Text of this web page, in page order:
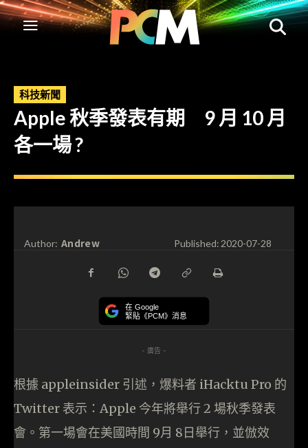
科技新聞
Apple 秋季發表有期 9 月 10 月
各一場 ?
Author: Andrew Published:2020-07-28
在 Google
緊貼《PCM》消息
- 廣告 -
根據 appleinsider 引述，爆料者 iHacktu Pro 的
Twitter 表示：Apple 今年將舉行 2 場秋季發表
會。第一場會在美國時間 9月 8日舉行，並倣效